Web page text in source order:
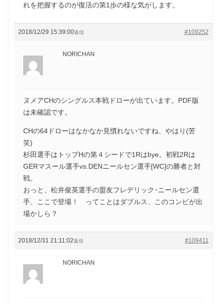
れを把握するのが復活の第1歩の様な気がします。
2018/12/29 15:39:00 #109252
返信
NORICHAN
ヌメアCHのシングルス本戦ドローが出ています。PDF版
は未確認です。
CHの64ドローはなかなか見慣れないですね、やはり(苦
笑)
杉田選手はトップHの第４シードで1Rはbye。初戦2Rは
GERマスール選手vs.DENニールセン選手[WC]の勝者と対
戦。
おっと、松井俊英選手の盟友フレデリック･ニールセン選
手、ここで登場！ ってことはダブルス、このコンビが出
場かしら？
2018/12/31 21:11:02 #109411
返信
NORICHAN